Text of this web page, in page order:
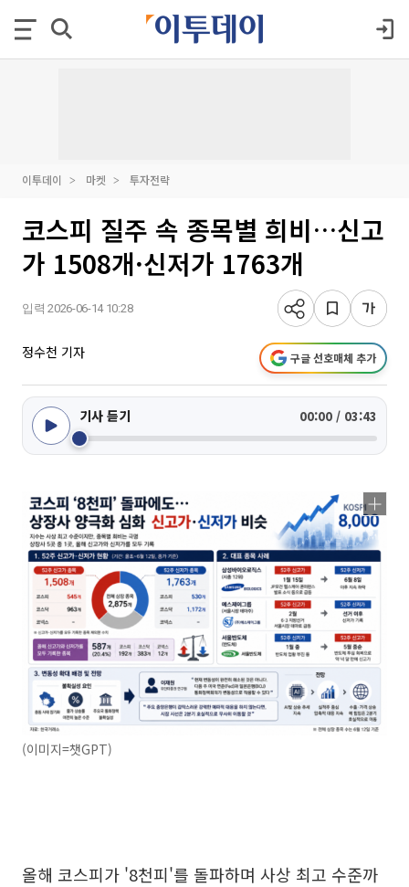
이투데이 마켓 투자전략
코스피 질주 속 종목별 희비…신고
가 1508개·신저가 1763개
입력 2026-06-14 10:28
정수천 기자 구글 선호매체 추가
기사 듣기 00:00 / 03:43
(이미지=챗GPT)
올해 코스피가 '8천피'를 돌파하며 사상 최고 수준까